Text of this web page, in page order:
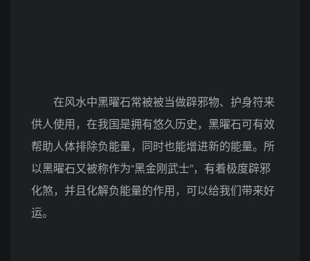
在风水中黑曜石常被被当做辟邪物、护身符来
供人使用，在我国是拥有悠久历史，黑曜石可有效
帮助人体排除负能量，同时也能增进新的能量。所
以黑曜石又被称作为“黑金刚武士”，有着极度辟邪
化煞，并且化解负能量的作用，可以给我们带来好
运。